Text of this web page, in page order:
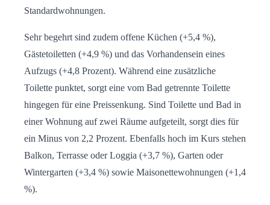
Standardwohnungen.
Sehr begehrt sind zudem offene Küchen (+5,4 %),
Gästetoiletten (+4,9 %) und das Vorhandensein eines
Aufzugs (+4,8 Prozent). Während eine zusätzliche
Toilette punktet, sorgt eine vom Bad getrennte Toilette
hingegen für eine Preissenkung. Sind Toilette und Bad in
einer Wohnung auf zwei Räume aufgeteilt, sorgt dies für
ein Minus von 2,2 Prozent. Ebenfalls hoch im Kurs stehen
Balkon, Terrasse oder Loggia (+3,7 %), Garten oder
Wintergarten (+3,4 %) sowie Maisonettewohnungen (+1,4
%).